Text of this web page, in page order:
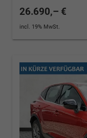
26.690,– €
incl. 19% MwSt.